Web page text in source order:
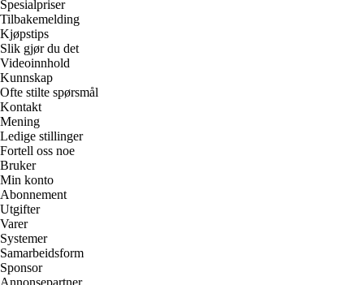
Spesialpriser
Tilbakemelding
Kjøpstips
Slik gjør du det
Videoinnhold
Kunnskap
Ofte stilte spørsmål
Kontakt
Mening
Ledige stillinger
Fortell oss noe
Bruker
Min konto
Abonnement
Utgifter
Varer
Systemer
Samarbeidsform
Sponsor
Annonsepartner